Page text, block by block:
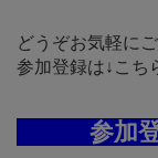
どうぞお気軽に
参加登録は↓こち
参加